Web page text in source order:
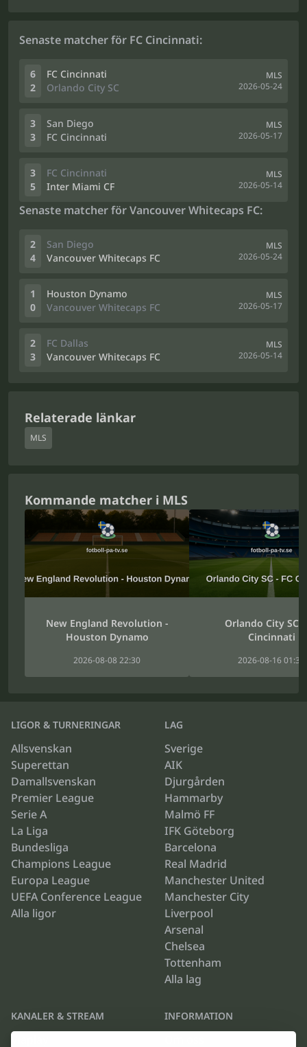
Senaste matcher för FC Cincinnati:
6
2
FC Cincinnati
Orlando City SC
MLS
2026-05-24
3
3
San Diego
FC Cincinnati
MLS
2026-05-17
3
5
FC Cincinnati
Inter Miami CF
MLS
2026-05-14
Senaste matcher för Vancouver Whitecaps FC:
2
4
San Diego
Vancouver Whitecaps FC
MLS
2026-05-24
1
0
Houston Dynamo
Vancouver Whitecaps FC
MLS
2026-05-17
2
3
FC Dallas
Vancouver Whitecaps FC
MLS
2026-05-14
Relaterade länkar
MLS
Kommande matcher i MLS
New England Revolution -
Houston Dynamo
2026-08-08 22:30
Orlando City SC -
Cincinnati
2026-08-16 01:30
LIGOR & TURNERINGAR
Allsvenskan
Superettan
Damallsvenskan
Premier League
Serie A
La Liga
Bundesliga
Champions League
Europa League
UEFA Conference League
Alla ligor
LAG
Sverige
AIK
Djurgården
Hammarby
Malmö FF
IFK Göteborg
Barcelona
Real Madrid
Manchester United
Manchester City
Liverpool
Arsenal
Chelsea
Tottenham
Alla lag
KANALER & STREAM INFORMATION